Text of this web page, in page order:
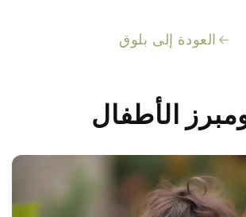
العودة إلى بلوق
الأطفال